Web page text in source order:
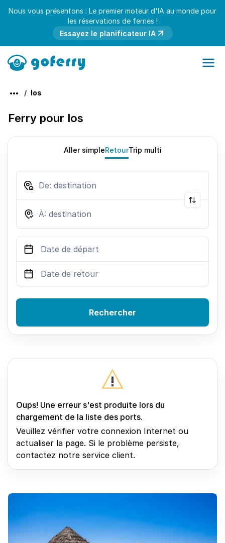
Nous vous présentons : Le premier moteur d'IA au monde pour
les réservations de ferries !
Essayez le planificateur IA
Ios
Ferry pour Ios
Aller simpleRetourTrip multi
Rechercher
Oups! Une erreur s'est produite lors du
chargement de la liste des ports.
Veuillez vérifier votre connexion Internet ou
actualiser la page. Si le problème persiste,
contactez notre service client.